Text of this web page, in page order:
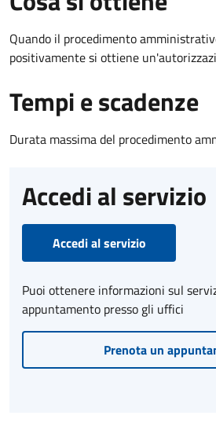
Quando il procedimento
positivamente si ottiene
Tempi e scadenze
Durata massima del procedimento
Accedi al servizio
Accedi al servizio
Puoi ottenere informazioni sul
appuntamento presso gli uffici
Prenota un